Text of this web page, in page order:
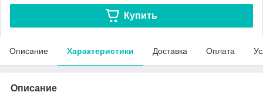
Купить
Описание Характеристики Доставка Оплата
Описание